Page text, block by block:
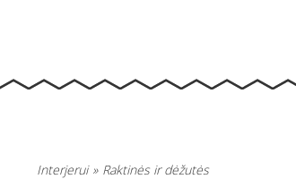
Interjerui Raktinės ir dėžutės